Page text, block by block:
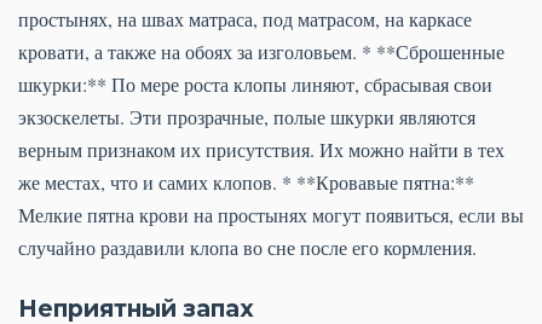
простынях, на швах матраса, под матрасом, на каркасе
кровати, а также на обоях за изголовьем. * **Сброшенные
шкурки:** По мере роста клопы линяют, сбрасывая свои
экзоскелеты. Эти прозрачные, полые шкурки являются
верным признаком их присутствия. Их можно найти в тех
же местах, что и самих клопов. * **Кровавые пятна:**
Мелкие пятна крови на простынях могут появиться, если вы
случайно раздавили клопа во сне после его кормления.
Неприятный запах